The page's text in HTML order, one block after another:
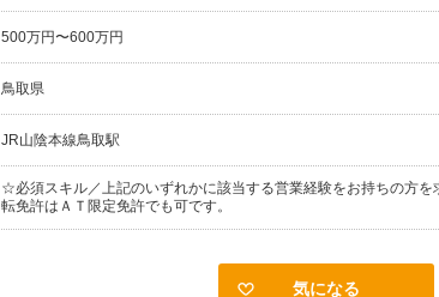
500万円〜600万円
鳥取県
JR山陰本線鳥取駅
☆必須スキル／上記のいずれかに該当する営業経験をお持ちの方
転免許はＡＴ限定免許でも可です。
気になる